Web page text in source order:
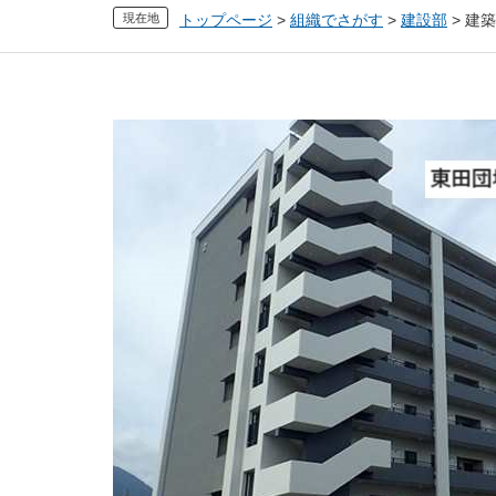
現在地 トップページ > 組織でさがす > 建設部 > 建
文